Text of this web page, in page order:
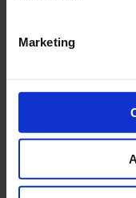
Marketing
Felder